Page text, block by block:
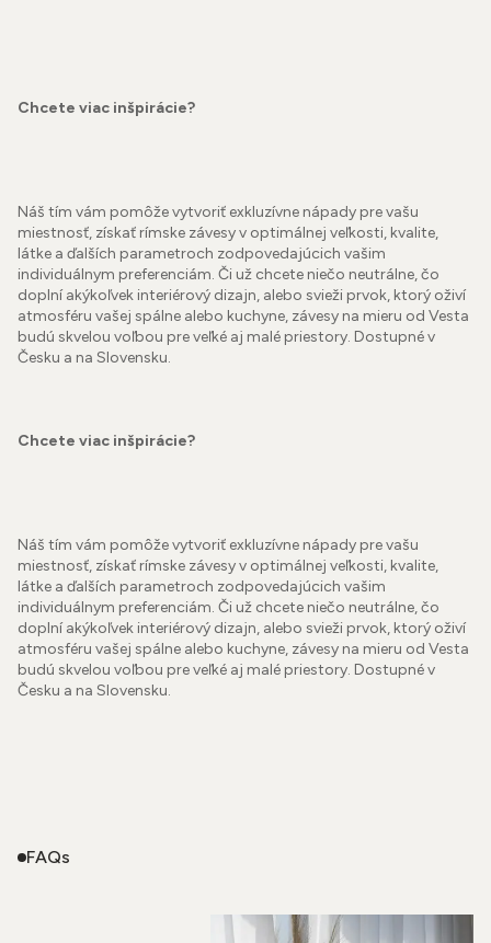
Chcete viac inšpirácie?
Náš tím vám pomôže vytvoriť exkluzívne nápady pre vašu
miestnosť, získať rímske závesy v optimálnej veľkosti, kvalite,
látke a ďalších parametroch zodpovedajúcich vašim
individuálnym preferenciám. Či už chcete niečo neutrálne, čo
doplní akýkoľvek interiérový dizajn, alebo svieži prvok, ktorý oživí
atmosféru vašej spálne alebo kuchyne, závesy na mieru od Vesta
budú skvelou voľbou pre veľké aj malé priestory. Dostupné v
Česku a na Slovensku.
Chcete viac inšpirácie?
Náš tím vám pomôže vytvoriť exkluzívne nápady pre vašu
miestnosť, získať rímske závesy v optimálnej veľkosti, kvalite,
látke a ďalších parametroch zodpovedajúcich vašim
individuálnym preferenciám. Či už chcete niečo neutrálne, čo
doplní akýkoľvek interiérový dizajn, alebo svieži prvok, ktorý oživí
atmosféru vašej spálne alebo kuchyne, závesy na mieru od Vesta
budú skvelou voľbou pre veľké aj malé priestory. Dostupné v
Česku a na Slovensku.
FAQs